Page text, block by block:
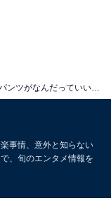
事情、意外と知らない
、旬のエンタメ情報を